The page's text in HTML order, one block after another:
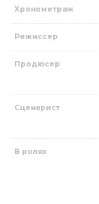
Хронометраж
Режиссер
Продюсер
Сценарист
В ролях